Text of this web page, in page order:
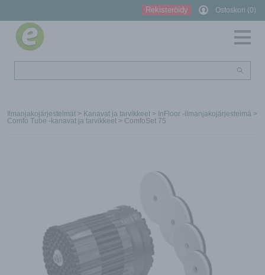
Rekisteröidy Ostoskori (0)
Ilmanjakojärjestelmät > Kanavat ja tarvikkeet > InFloor -ilmanjakojärjestelmä >
Comfo Tube -kanavat ja tarvikkeet > ComfoSet 75